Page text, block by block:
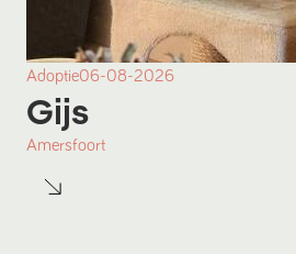
Adoptie06-08-2026
Gijs
Amersfoort